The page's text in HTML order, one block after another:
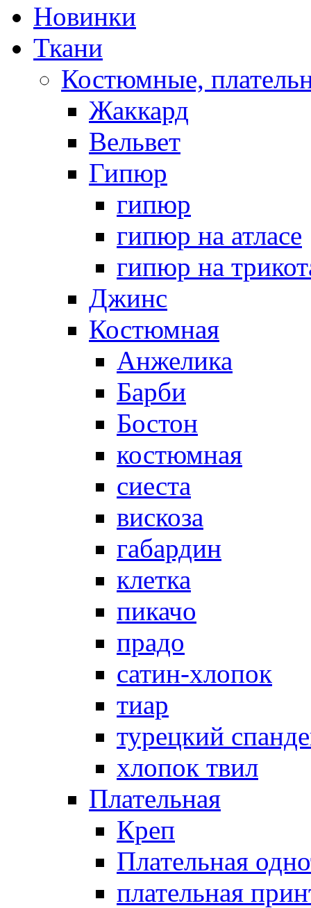
Новинки
Ткани
Костюмные,
Жаккард
Вельвет
Гипюр
гипюр
гипюр на атласе
гипюр на
Джинс
Костюмная
Анжелика
Барби
Бостон
костюмная
сиеста
вискоза
габардин
клетка
пикачо
прадо
сатин-хлопок
тиар
турецкий
хлопок твил
Плательная
Креп
Плательная
плательная